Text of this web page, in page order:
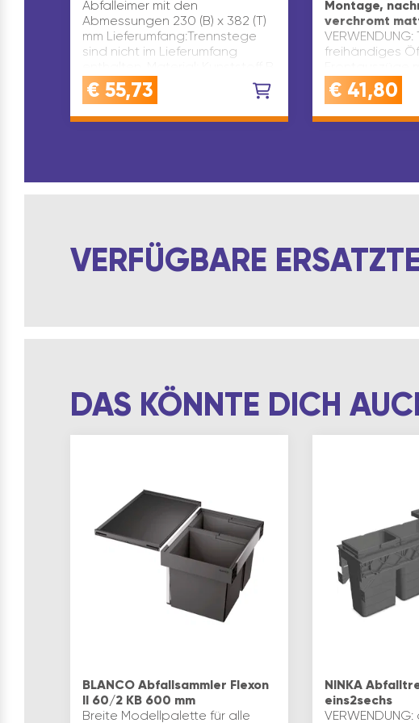
Abfalleimer mit den
Abmessungen 230 (B) x 382 (T)
mm Lieferumfang:Trennstege
sind nicht im Lieferumfang
x H x T(mm): 361 x 161,5 x 20…
€ 55,73
Montage,
verchromt
freihändiges
ideal für
€ 41,80
VERFÜGBARE
DAS KÖNNTE DICH
BLANCO Abfallsammler Flexon
II 60/2 KB 600 mm
Breite Modellpalette für alle
NINKA
eins2sechs